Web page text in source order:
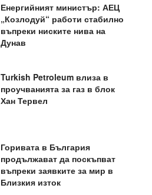
Енергийният министър: АЕЦ
„Козлодуй“ работи стабилно
въпреки ниските нива на
Дунав
Turkish Petroleum влиза в
проучванията за газ в блок
Хан Тервел
Горивата в България
продължават да поскъпват
въпреки заявките за мир в
Близкия изток